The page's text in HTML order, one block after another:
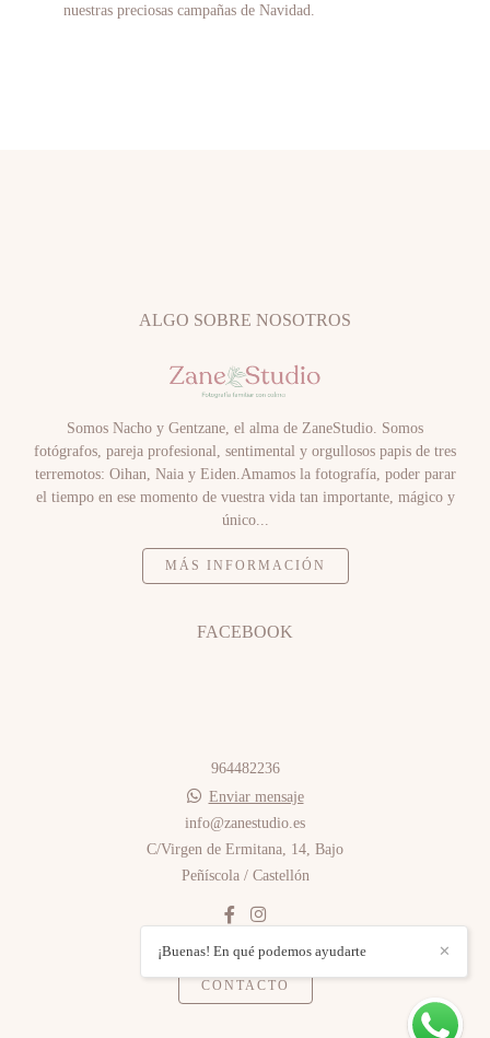
nuestras preciosas campañas de Navidad.
ALGO SOBRE NOSOTROS
Somos Nacho y Gentzane, el alma de ZaneStudio. Somos
fotógrafos, pareja profesional, sentimental y orgullosos papis de tres
terremotos: Oihan, Naia y Eiden.Amamos la fotografía, poder parar
el tiempo en ese momento de vuestra vida tan importante, mágico y
único...
MÁS INFORMACIÓN
FACEBOOK
964482236
Enviar mensaje
info@zanestudio.es
C/Virgen de Ermitana, 14, Bajo
Peñíscola / Castellón
CONTACTO
✕
¡Buenas! En qué podemos ayudarte